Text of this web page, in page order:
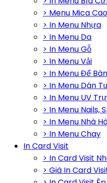
> Menu Mica
> In Menu Nhựa
> In Menu Da
> In Menu Gỗ
> In Menu Vải
> In Menu Để Bàn
> In Menu Dán
> In Menu UV
> In Menu Nails,
> In Menu Nhà
> In Menu Chay
In Card Visit
> In Card Visit
> Giá In Card